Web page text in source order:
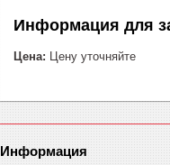
Информация для
Цена: Цену уточняйте
Информация